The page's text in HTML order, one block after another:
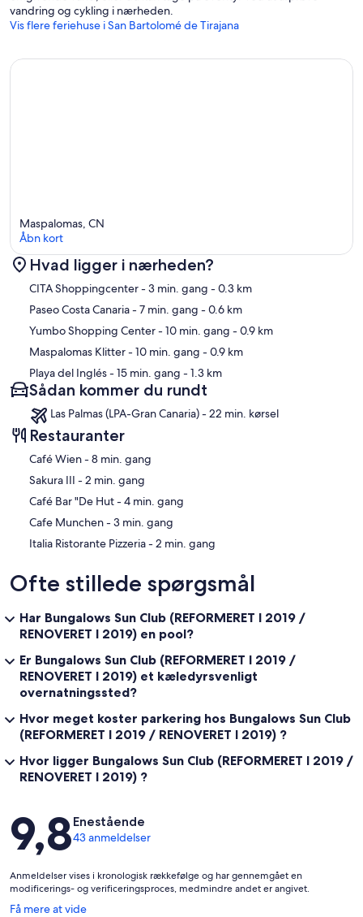
vandring og cykling i nærheden.
Vis flere feriehuse i San Bartolomé de Tirajana
Kort
Maspalomas, CN
Åbn kort
Hvad ligger i nærheden?
CITA Shoppingcenter- 3 min. gang - 0.3 km
Paseo Costa Canaria- 7 min. gang - 0.6 km
Yumbo Shopping Center- 10 min. gang - 0.9 km
Maspalomas Klitter- 10 min. gang - 0.9 km
Playa del Inglés- 15 min. gang - 1.3 km
Sådan kommer du rundt
Las Palmas (LPA-Gran Canaria) - 22 min. kørsel
Restauranter
‪Café Wien - ‬8 min. gang
‪Sakura III - ‬2 min. gang
‪Café Bar "De Hut - ‬4 min. gang
‪Cafe Munchen - ‬3 min. gang
‪Italia Ristorante Pizzeria - ‬2 min. gang
Ofte stillede spørgsmål
Har Bungalows Sun Club (REFORMERET I 2019 /
RENOVERET I 2019) en pool?
Er Bungalows Sun Club (REFORMERET I 2019 /
RENOVERET I 2019) et kæledyrsvenligt
overnatningssted?
Hvor meget koster parkering hos Bungalows Sun Club
(REFORMERET I 2019 / RENOVERET I 2019) ?
Hvor ligger Bungalows Sun Club (REFORMERET I 2019 /
RENOVERET I 2019) ?
Anmeldelser
9,8Enestående
43 anmeldelser
Anmeldelser vises i kronologisk rækkefølge og har gennemgået en
modificerings- og verificeringsproces, medmindre andet er angivet.
Få mere at vide
Åbner